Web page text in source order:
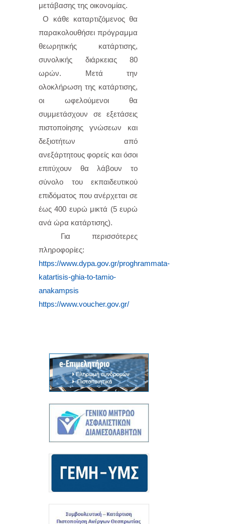
μετάβασης της οικονομίας.
Ο κάθε καταρτιζόμενος θα
παρακολουθήσει πρόγραμμα
θεωρητικής κατάρτισης,
συνολικής διάρκειας 80
ωρών. Μετά την
ολοκλήρωση της κατάρτισης,
οι ωφελούμενοι θα
συμμετάσχουν σε εξετάσεις
πιστοποίησης γνώσεων και
δεξιοτήτων από
ανεξάρτητους φορείς και όσοι
επιτύχουν θα λάβουν το
σύνολο του εκπαιδευτικού
επιδόματος που ανέρχεται σε
έως 400 ευρώ μικτά (5 ευρώ
ανά ώρα κατάρτισης).
Για περισσότερες
πληροφορίες:
https://www.dypa.gov.gr/proghrammata-
katartisis-ghia-to-tamio-
anakampsis
https://www.voucher.gov.gr/